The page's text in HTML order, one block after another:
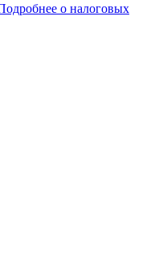
о налоговых